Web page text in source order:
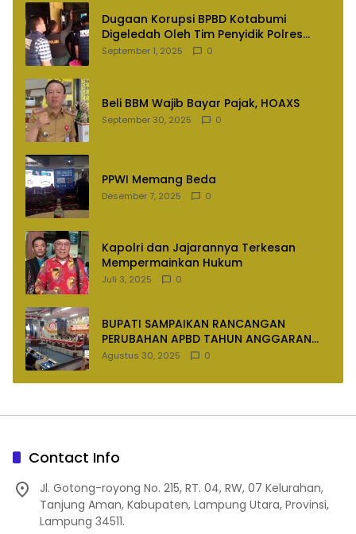
Dugaan Korupsi BPBD Kotabumi
Digeledah Oleh Tim Penyidik Polres
Lampung Utara
September 1, 2025 0
Beli BBM Wajib Bayar Pajak, HOAXS
September 30, 2025 0
PPWI Memang Beda
Desember 7, 2025 0
Kapolri dan Jajarannya Terkesan
Mempermainkan Hukum
Juli 3, 2025 0
BUPATI SAMPAIKAN RANCANGAN
PERUBAHAN APBD TAHUN ANGGARAN
2025
Agustus 30, 2025 0
Contact Info
Jl. Gotong-royong No. 215, RT. 04, RW, 07 Kelurahan,
Tanjung Aman, Kabupaten, Lampung Utara, Provinsi,
Lampung 34511.